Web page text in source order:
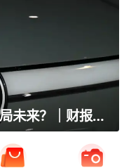
利润腰斩之后，大众如何布局未来？｜财报全视角